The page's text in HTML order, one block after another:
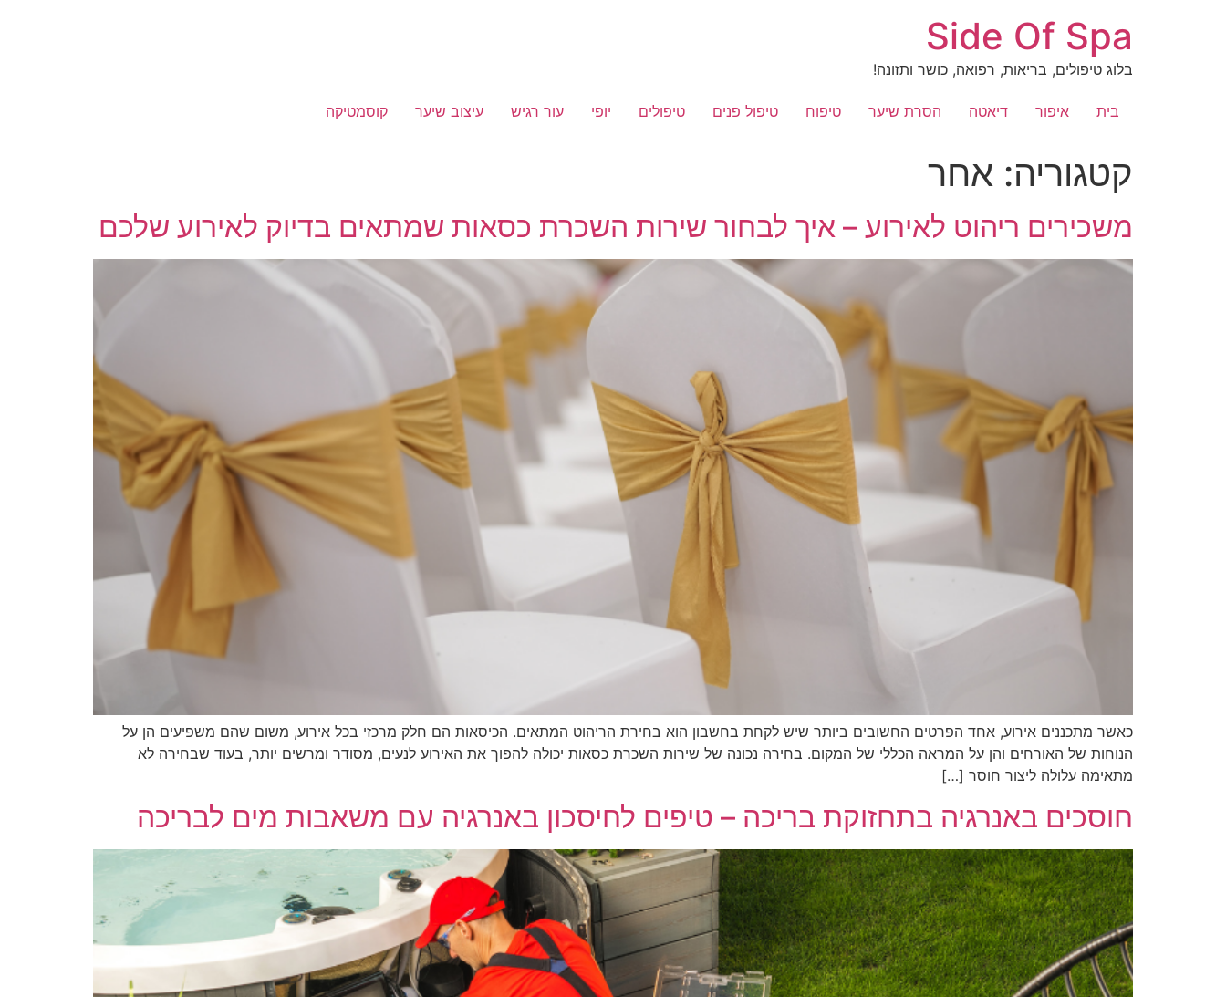
Side Of Spa
בלוג טיפולים, בריאות, רפואה, כושר ותזונה!
בית איפור דיאטה הסרת שיער טיפוח טיפול פנים טיפולים יופי עור רגיש עיצוב שיער קוסמטיקה
קטגוריה: אחר
משכירים ריהוט לאירוע – איך לבחור שירות השכרת כסאות שמתאים בדיוק לאירוע שלכם
כאשר מתכננים אירוע, אחד הפרטים החשובים ביותר שיש לקחת בחשבון הוא בחירת הריהוט המתאים. הכיסאות הם חלק מרכזי בכל אירוע, משום שהם משפיעים הן על
הנוחות של האורחים והן על המראה הכללי של המקום. בחירה נכונה של שירות השכרת כסאות יכולה להפוך את האירוע לנעים, מסודר ומרשים יותר, בעוד שבחירה לא
מתאימה עלולה ליצור חוסר […]
חוסכים באנרגיה בתחזוקת בריכה – טיפים לחיסכון באנרגיה עם משאבות מים לבריכה